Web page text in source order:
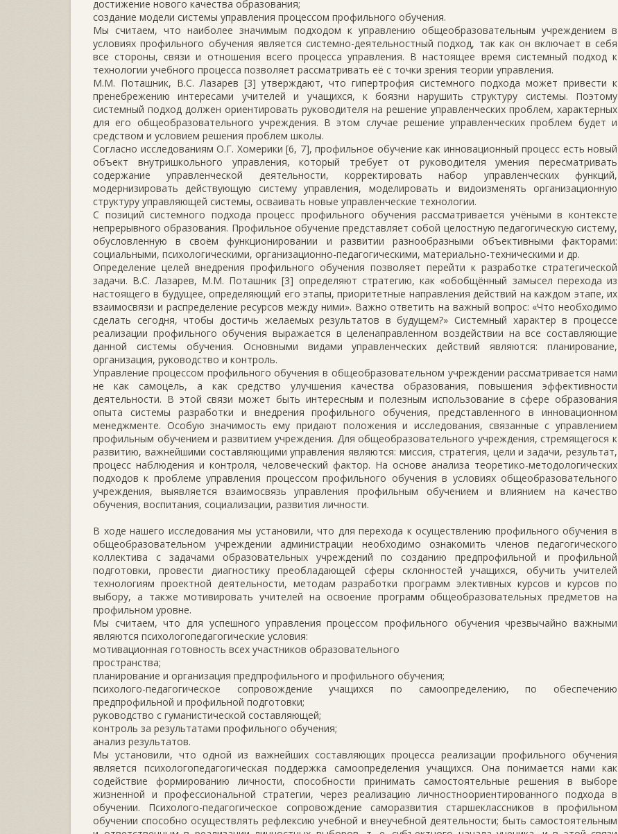
достижение нового качества образования;
создание модели системы управления процессом профильного обучения.
Мы считаем, что наиболее значимым подходом к управлению общеобразовательным учреждением в
условиях профильного обучения является системно-деятельностный подход, так как он включает в себя
все стороны, связи и отношения всего процесса управления. В настоящее время системный подход к
технологии учебного процесса позволяет рассматривать её с точки зрения теории управления.
М.М. Поташник, В.С. Лазарев [3] утверждают, что гипертрофия системного подхода может привести к
пренебрежению интересами учителей и учащихся, к боязни нарушить структуру системы. Поэтому
системный подход должен ориентировать руководителя на решение управленческих проблем, характерных
для его общеобразовательного учреждения. В этом случае решение управленческих проблем будет и
средством и условием решения проблем школы.
Согласно исследованиям О.Г. Хомерики [6, 7], профильное обучение как инновационный процесс есть новый
объект внутришкольного управления, который требует от руководителя умения пересматривать
содержание управленческой деятельности, корректировать набор управленческих функций,
модернизировать действующую систему управления, моделировать и видоизменять организационную
структуру управляющей системы, осваивать новые управленческие технологии.
С позиций системного подхода процесс профильного обучения рассматривается учёными в контексте
непрерывного образования. Профильное обучение представляет собой целостную педагогическую систему,
обусловленную в своём функционировании и развитии разнообразными объективными факторами:
социальными, психологическими, организационно-педагогическими, материально-техническими и др.
Определение целей внедрения профильного обучения позволяет перейти к разработке стратегической
задачи. В.С. Лазарев, М.М. Поташник [3] определяют стратегию, как «обобщённый замысел перехода из
настоящего в будущее, определяющий его этапы, приоритетные направления действий на каждом этапе, их
взаимосвязи и распределение ресурсов между ними». Важно ответить на важный вопрос: «Что необходимо
сделать сегодня, чтобы достичь желаемых результатов в будущем?» Системный характер в процессе
реализации профильного обучения выражается в целенаправленном воздействии на все составляющие
данной системы обучения. Основными видами управленческих действий являются: планирование,
организация, руководство и контроль.
Управление процессом профильного обучения в общеобразовательном учреждении рассматривается нами
не как самоцель, а как средство улучшения качества образования, повышения эффективности
деятельности. В этой связи может быть интересным и полезным использование в сфере образования
опыта системы разработки и внедрения профильного обучения, представленного в инновационном
менеджменте. Особую значимость ему придают положения и исследования, связанные с управлением
профильным обучением и развитием учреждения. Для общеобразовательного учреждения, стремящегося к
развитию, важнейшими составляющими управления являются: миссия, стратегия, цели и задачи, результат,
процесс наблюдения и контроля, человеческий фактор. На основе анализа теоретико-методологических
подходов к проблеме управления процессом профильного обучения в условиях общеобразовательного
учреждения, выявляется взаимосвязь управления профильным обучением и влиянием на качество
обучения, воспитания, социализации, развития личности.
В ходе нашего исследования мы установили, что для перехода к осуществлению профильного обучения в
общеобразовательном учреждении администрации необходимо ознакомить членов педагогического
коллектива с задачами образовательных учреждений по созданию предпрофильной и профильной
подготовки, провести диагностику преобладающей сферы склонностей учащихся, обучить учителей
технологиям проектной деятельности, методам разработки программ элективных курсов и курсов по
выбору, а также мотивировать учителей на освоение программ общеобразовательных предметов на
профильном уровне.
Мы считаем, что для успешного управления процессом профильного обучения чрезвычайно важными
являются психологопедагогические условия:
мотивационная готовность всех участников образовательного
пространства;
планирование и организация предпрофильного и профильного обучения;
психолого-педагогическое сопровождение учащихся по самоопределению, по обеспечению
предпрофильной и профильной подготовки;
руководство с гуманистической составляющей;
контроль за результатами профильного обучения;
анализ результатов.
Мы установили, что одной из важнейших составляющих процесса реализации профильного обучения
является психологопедагогическая поддержка самоопределения учащихся. Она понимается нами как
содействие формированию личности, способности принимать самостоятельные решения в выборе
жизненной и профессиональной стратегии, через реализацию личностноориентированного подхода в
обучении. Психолого-педагогическое сопровождение саморазвития старшеклассников в профильном
обучении способно осуществлять рефлексию учебной и внеучебной деятельности; быть самостоятельным